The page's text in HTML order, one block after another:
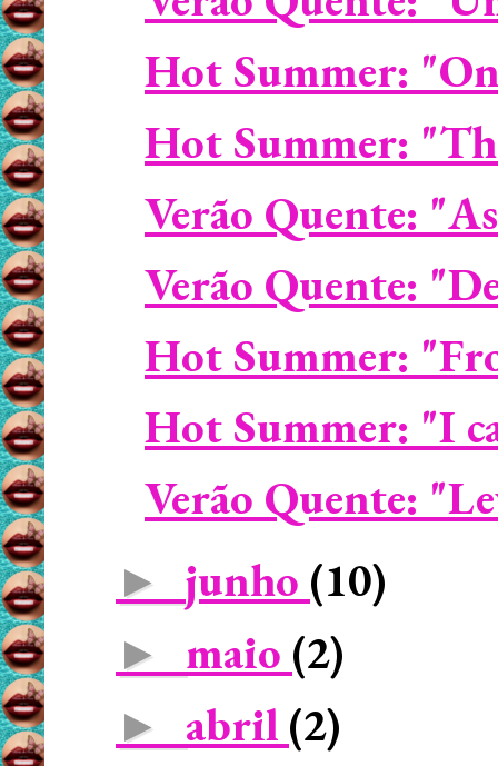
Hot Summer:
Hot Summer:
Verão Quente:
Verão Quente:
Hot Summer:
Hot Summer: "I
Verão Quente:
► junho (10)
► maio (2)
► abril (2)